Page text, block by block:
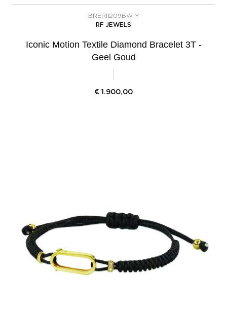
BRERI1209BW-Y
RF JEWELS
Iconic Motion Textile Diamond Bracelet 3T -
Geel Goud
€ 1.900,00